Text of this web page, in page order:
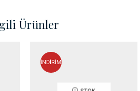
Ürünler
İNDİRİM